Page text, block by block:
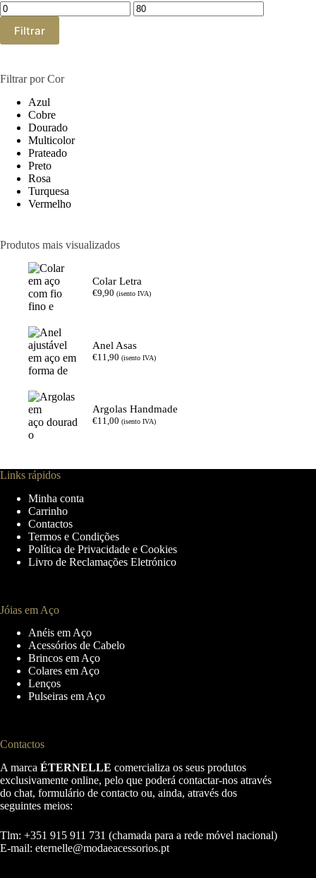
Preço
mínimo
Preço
máximo
Filtrar
Filtrar por Cor
Azul
Cobre
Dourado
Multicolor
Prateado
Preto
Rosa
Turquesa
Vermelho
Produtos mais visualizados
Colar Letra
€9,90 (isento IVA)
Anel Asas
€11,90 (isento IVA)
Argolas Handmade
€11,00 (isento IVA)
Links rápidos
Minha conta
Carrinho
Contactos
Termos e Condições
Política de Privacidade e Cookies
Livro de Reclamações Eletrónico
Jóias em Aço
Anéis em Aço
Acessórios de Cabelo
Brincos em Aço
Colares em Aço
Lenços
Pulseiras em Aço
Contactos
A marca ÉTERNELLE comercializa os seus produtos
exclusivamente online, pelo que poderá contactar-nos através
do chat, formulário de contacto ou, ainda, através dos
seguintes meios:
Tlm: +351 915 911 731 (chamada para a rede móvel nacional)
E-mail: eternelle@modaeacessorios.pt